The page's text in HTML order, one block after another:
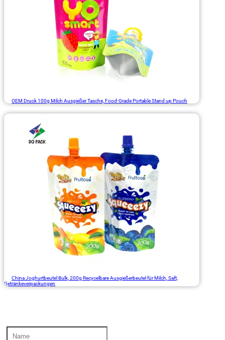
OEM Druck 100g Milch Ausgießer Tasche, Food-Grade Portable Stand up Pouch
China Joghurtbeutel Bulk, 200g Recycelbare Ausgießerbeutel für Milch, Saft,
Getränkeverpackungen